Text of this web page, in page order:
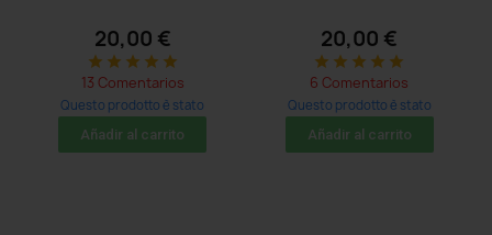
20,00 €
star star star star star
13 Comentarios
Questo prodotto è stato
acquistato: 41 times
Añadir al carrito
20,00 €
star star star star star
6 Comentarios
Questo prodotto è stato
acquistato: 92 times
Añadir al carrito